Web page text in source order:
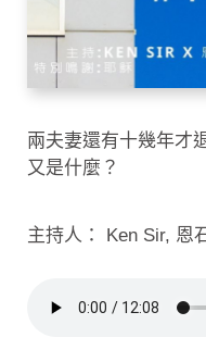
兩夫妻還有十幾年才
又是什麼？
主持人： Ken Sir, 恩